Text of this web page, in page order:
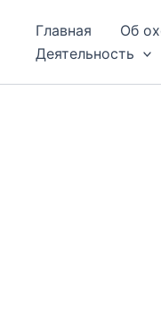
Главная Об
Деятельность